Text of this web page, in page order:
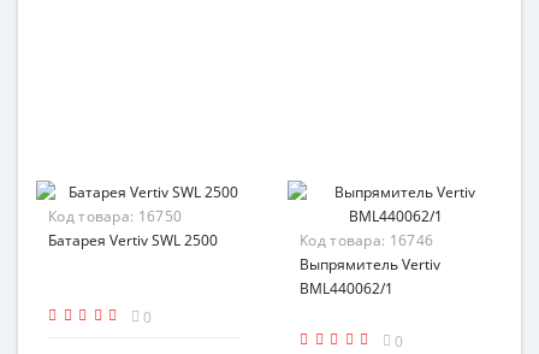
Код товара: 16750
Батарея Vertiv SWL 2500
0
Код товара: 16746
Выпрямитель Vertiv
BML440062/1
0